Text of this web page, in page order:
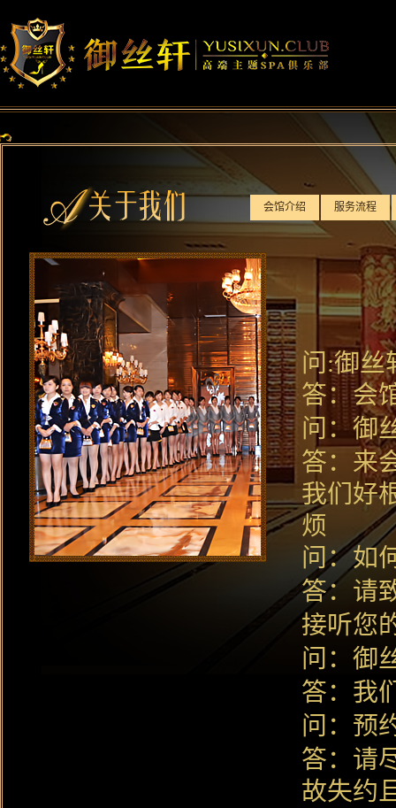
会馆介绍 服务流程
问:御丝
答：会
问：御
答：来
我们好
烦
问：如
答：请
接听您
问：御
答：我
问：预
答：请
故失约